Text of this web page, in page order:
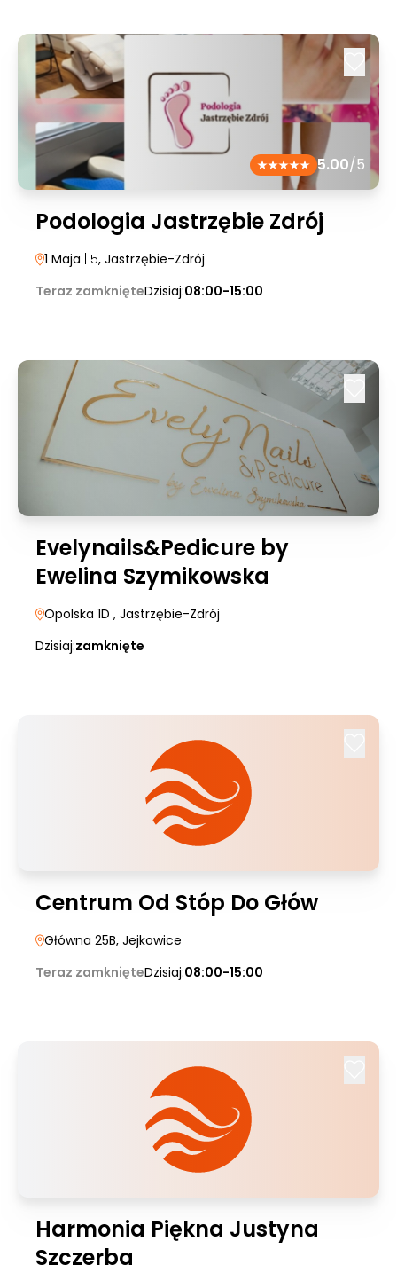
5.00/5
Podologia Jastrzębie Zdrój
1 Maja | 5, Jastrzębie-Zdrój
Teraz zamknięteDzisiaj:08:00-15:00
Evelynails&Pedicure by
Ewelina Szymikowska
Opolska 1D , Jastrzębie-Zdrój
Dzisiaj:zamknięte
Centrum Od Stóp Do Głów
Główna 25B, Jejkowice
Teraz zamknięteDzisiaj:08:00-15:00
Harmonia Piękna Justyna
Szczerba